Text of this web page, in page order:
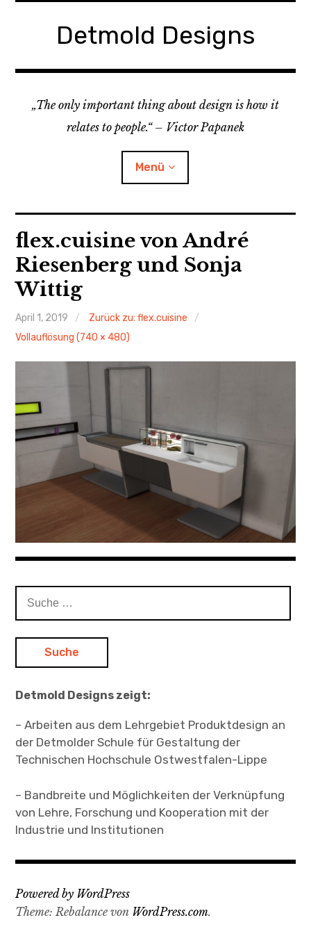
Detmold Designs
„The only important thing about design is how it
relates to people.“ – Victor Papanek
Menü
Projekte
About
Links
Kontakt
flex.cuisine von André
Riesenberg und Sonja
Wittig
April 1, 2019
Zurück zu: flex.cuisine
Vollauflösung (740 × 480)
nach:
Detmold Designs zeigt:
– Arbeiten aus dem Lehrgebiet Produktdesign an
der Detmolder Schule für Gestaltung der
Technischen Hochschule Ostwestfalen-Lippe
– Bandbreite und Möglichkeiten der Verknüpfung
von Lehre, Forschung und Kooperation mit der
Industrie und Institutionen
Powered by WordPress
Theme: Rebalance von WordPress.com.